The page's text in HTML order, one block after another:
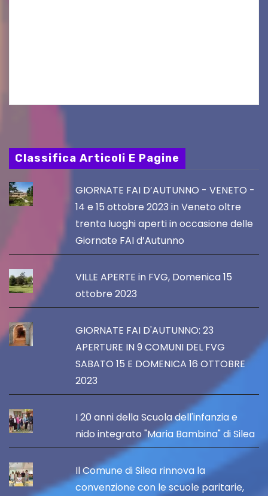
Classifica Articoli E Pagine
GIORNATE FAI D’AUTUNNO - VENETO -
14 e 15 ottobre 2023 in Veneto oltre
trenta luoghi aperti in occasione delle
Giornate FAI d’Autunno
VILLE APERTE in FVG, Domenica 15
ottobre 2023
GIORNATE FAI D'AUTUNNO: 23
APERTURE IN 9 COMUNI DEL FVG
SABATO 15 E DOMENICA 16 OTTOBRE
2023
I 20 anni della Scuola dell'infanzia e
nido integrato "Maria Bambina" di Silea
Il Comune di Silea rinnova la
convenzione con le scuole paritarie,